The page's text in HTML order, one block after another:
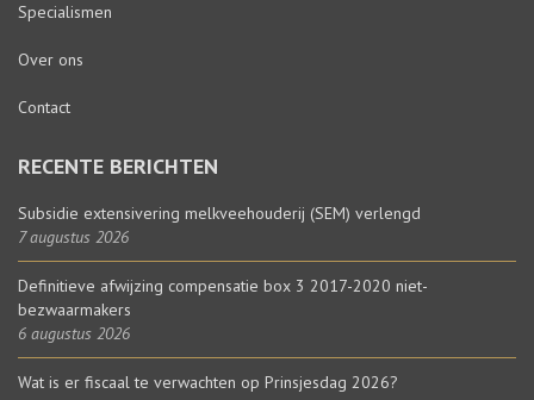
Specialismen
Over ons
Contact
RECENTE BERICHTEN
Subsidie extensivering melkveehouderij (SEM) verlengd
7 augustus 2026
Definitieve afwijzing compensatie box 3 2017-2020 niet-
bezwaarmakers
6 augustus 2026
Wat is er fiscaal te verwachten op Prinsjesdag 2026?